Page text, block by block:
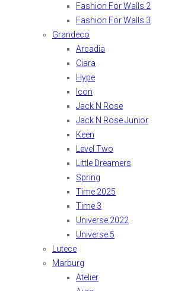
Fashion For Walls 2
Fashion For Walls 3
Grandeco
Arcadia
Ciara
Hype
Icon
Jack N Rose
Jack N Rose Junior
Keen
Level Two
Little Dreamers
Spring
Time 2025
Time 3
Universe 2022
Universe 5
Lutece
Marburg
Atelier